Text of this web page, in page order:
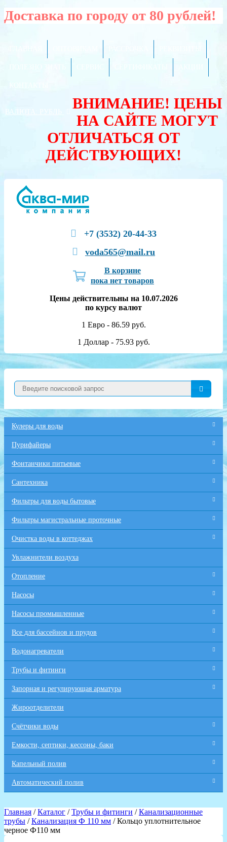
Доставка по городу от 80 рублей!
ВАЛЮТА:
ВНИМАНИЕ! ЦЕНЫ
НА САЙТЕ МОГУТ
ОТЛИЧАТЬСЯ ОТ
ДЕЙСТВУЮЩИХ!
+7 (3532) 20-44-33
voda565@mail.ru
В корзине
пока нет товаров
Цены действительны на 10.07.2026
по курсу валют
1 Евро - 86.59 руб.
1 Доллар - 75.93 руб.
Кулеры для воды
Пурифайеры
Фонтанчики питьевые
Сантехника
Фильтры для воды бытовые
Фильтры магистральные проточные
Очистка воды в коттеджах
Увлажнители воздуха
Отопление
Насосы
Насосы промышленные
Все для бaссейнов и прудов
Водонагреватели
Трубы и фитинги
Запорная и регулирующая арматура
Жироотделители
Счётчики воды
Емкости, септики, кессоны, баки
Капельный полив
Автоматический полив
Главная /Каталог /Трубы и фитинги /Канализационные
трубы /Канализация Ф 110 мм / Кольцо уплотнительное
черное Ф110 мм